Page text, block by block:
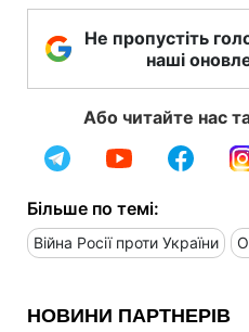
Не пропустіть
наші
Або читайте нас
Більше по темі:
Війна Росії проти України